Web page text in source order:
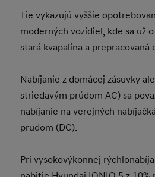
Tie vykazujú vyššie
moderných vozidiel, kde sa už
stará kvapalina a prepracovaná
Nabíjanie z domácej zásuvky
striedavým prúdom AC) sa
nabíjanie na verejných
prudom (DC).
Pri vysokovýkonnej